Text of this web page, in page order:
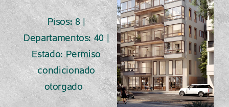
Pisos: 8 |
Departamentos: 40 |
Estado: Permiso
condicionado
otorgado